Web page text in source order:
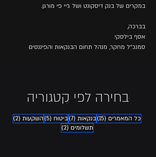
במקרים של בנק דיסקונט ושל ג׳יי פי מורגן.
בברכה,
אסף בילסקי
סמנכ״ל מחקר, מנהל תחום הבנקאות והפיננסים
בחירה לפי קטגוריה
כל המאמרים (15) 15 פוסטיםבנקאות (7) 7 פוסטיםביטוח (5) 5 פוסטיםהשקעות (2)
2 פוסטים
תשלומים (2) 2 פוסטים